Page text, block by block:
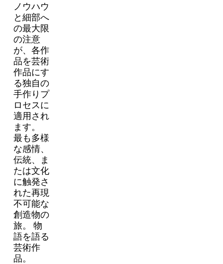
ノウハウ
と細部へ
の最大限
の注意
が、各作
品を芸術
作品にす
る独自の
手作りプ
ロセスに
適用され
ます。
最も多様
な感情、
伝統、ま
たは文化
に触発さ
れた再現
不可能な
創造物の
旅。 物
語を語る
芸術作
品。